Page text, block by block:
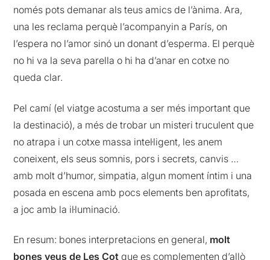
només pots demanar als teus amics de l’ànima. Ara,
una les reclama perquè l’acompanyin a París, on
l’espera no l’amor sinó un donant d’esperma. El perquè
no hi va la seva parella o hi ha d’anar en cotxe no
queda clar.
Pel camí (el viatge acostuma a ser més important que
la destinació), a més de trobar un misteri truculent que
no atrapa i un cotxe massa intel·ligent, les anem
coneixent, els seus somnis, pors i secrets, canvis …
amb molt d’humor, simpatia, algun moment íntim i una
posada en escena amb pocs elements ben aprofitats,
a joc amb la il·luminació.
En resum: bones interpretacions en general, molt
bones veus de Les Cot que es complementen d’allò